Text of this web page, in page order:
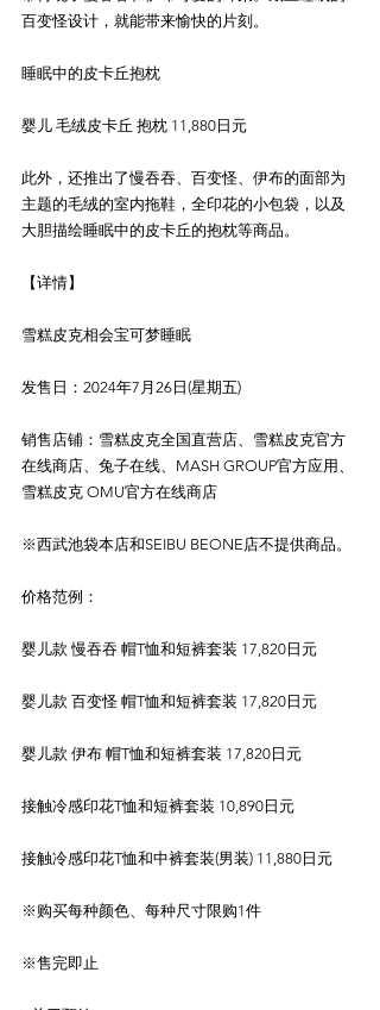
百变怪设计，就能带来愉快的片刻。
睡眠中的皮卡丘抱枕
婴儿 毛绒皮卡丘 抱枕 11,880日元
此外，还推出了慢吞吞、百变怪、伊布的面部为
主题的毛绒的室内拖鞋，全印花的小包袋，以及
大胆描绘睡眠中的皮卡丘的抱枕等商品。
【详情】
雪糕皮克相会宝可梦睡眠
发售日：2024年7月26日(星期五)
销售店铺：雪糕皮克全国直营店、雪糕皮克官方
在线商店、兔子在线、MASH GROUP官方应用、
雪糕皮克 OMU官方在线商店
※西武池袋本店和SEIBU BEONE店不提供商品。
价格范例：
婴儿款 慢吞吞 帽T恤和短裤套装 17,820日元
婴儿款 百变怪 帽T恤和短裤套装 17,820日元
婴儿款 伊布 帽T恤和短裤套装 17,820日元
接触冷感印花T恤和短裤套装 10,890日元
接触冷感印花T恤和中裤套装(男装) 11,880日元
※购买每种颜色、每种尺寸限购1件
※售完即止